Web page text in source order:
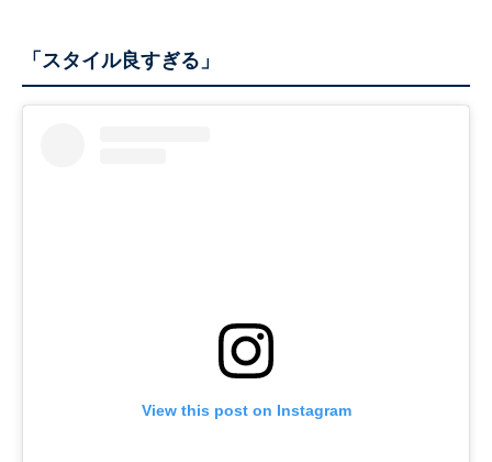
「スタイル良すぎる」
View this post on Instagram